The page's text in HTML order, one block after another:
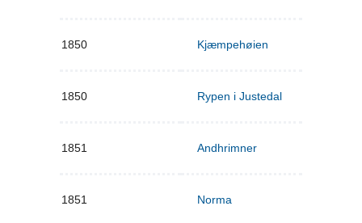
1850 Kjæmpehøien
1850 Rypen i Justedal
1851 Andhrimner
1851 Norma